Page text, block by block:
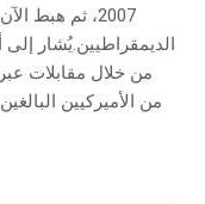
2007، ثم هبط
الديمقراطيين.يُشار